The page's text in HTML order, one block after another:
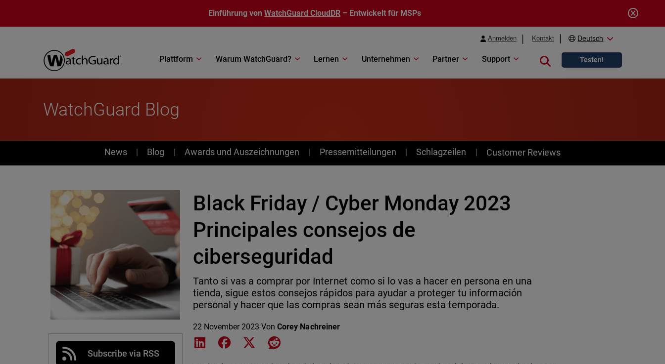
Einführung von WatchGuard CloudDR – Entwickelt für MSPs
Anmelden Kontakt Deutsch
Plattform Warum WatchGuard? Lernen Unternehmen Partner Support Close search
Testen!
WatchGuard Blog
News
News Blog Awards und Auszeichnungen Pressemitteilungen Schlagzeilen Customer Reviews
Subscribe via RSS
Black Friday / Cyber Monday 2023
Principales consejos de
ciberseguridad
Tanto si vas a comprar por Internet como si lo vas a hacer en persona en una
tienda, sigue estos consejos rápidos para ayudar a proteger tu información
personal y hacer que las compras sean más seguras esta temporada.
22 November 2023 VonCorey Nachreiner
Share on LinkedIn
Share on Facebook
Share on XShare on Reddit